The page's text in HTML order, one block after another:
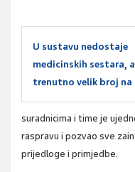
U sustavu nedostaje
medicinskih sestara,
trenutno velik broj na
suradnicima i time je
raspravu i pozvao sve
prijedloge i primjedbe.